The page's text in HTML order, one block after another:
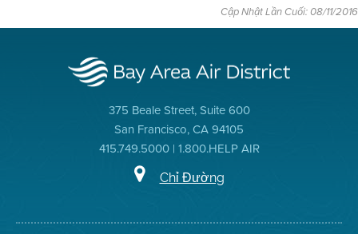
Cập Nhật Lần Cuối: 08/11/2016
375 Beale Street, Suite 600
San Francisco, CA 94105
415.749.5000 | 1.800.HELP AIR
Chỉ Đường